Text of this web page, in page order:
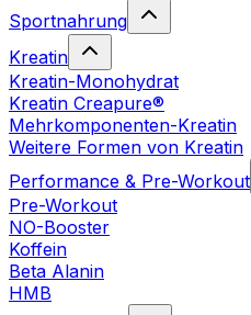
Sportnahrung
Kreatin
Kreatin-Monohydrat
Kreatin Creapure®
Mehrkomponenten-Kreatin
Weitere Formen von Kreatin
Performance & Pre-Workout
Pre-Workout
NO-Booster
Koffein
Beta Alanin
HMB